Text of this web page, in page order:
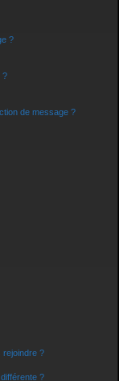
?
?
de message ?
rejoindre ?
?